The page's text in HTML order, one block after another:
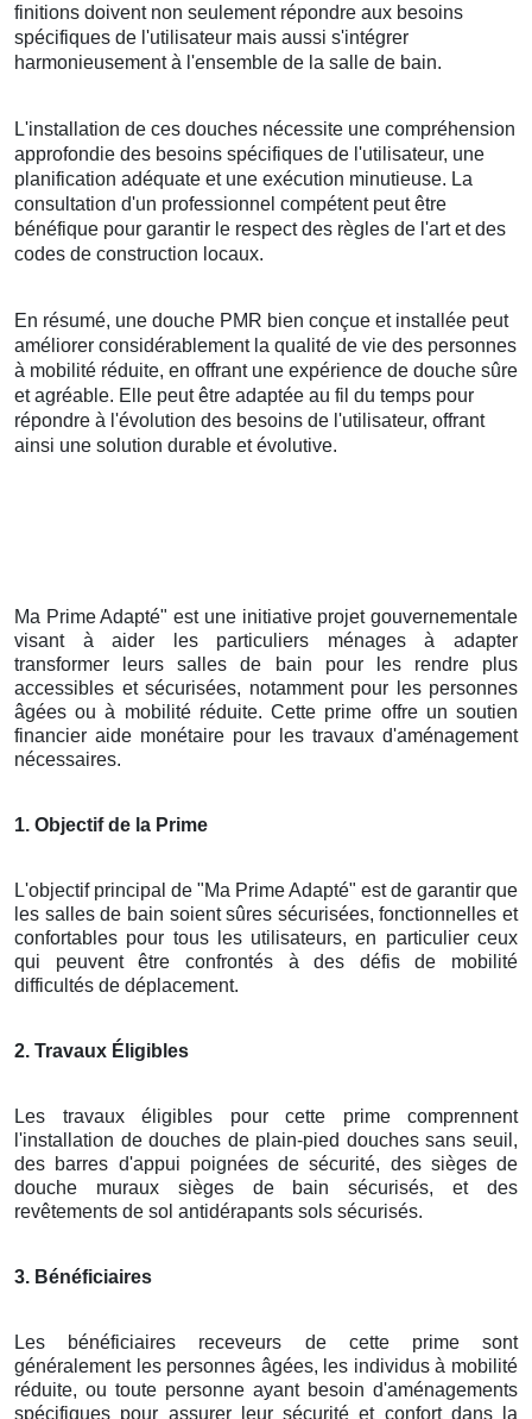
finitions doivent non seulement répondre aux besoins
spécifiques de l'utilisateur mais aussi s'intégrer
harmonieusement à l'ensemble de la salle de bain.
L'installation de ces douches nécessite une compréhension
approfondie des besoins spécifiques de l'utilisateur, une
planification adéquate et une exécution minutieuse. La
consultation d'un professionnel compétent peut être
bénéfique pour garantir le respect des règles de l'art et des
codes de construction locaux.
En résumé, une douche PMR bien conçue et installée peut
améliorer considérablement la qualité de vie des personnes
à mobilité réduite, en offrant une expérience de douche sûre
et agréable. Elle peut être adaptée au fil du temps pour
répondre à l'évolution des besoins de l'utilisateur, offrant
ainsi une solution durable et évolutive.
Ma Prime Adapté" est une initiative projet gouvernementale
visant à aider les particuliers ménages à adapter
transformer leurs salles de bain pour les rendre plus
accessibles et sécurisées, notamment pour les personnes
âgées ou à mobilité réduite. Cette prime offre un soutien
financier aide monétaire pour les travaux d'aménagement
nécessaires.
1. Objectif de la Prime
L'objectif principal de "Ma Prime Adapté" est de garantir que
les salles de bain soient sûres sécurisées, fonctionnelles et
confortables pour tous les utilisateurs, en particulier ceux
qui peuvent être confrontés à des défis de mobilité
difficultés de déplacement.
2. Travaux Éligibles
Les travaux éligibles pour cette prime comprennent
l'installation de douches de plain-pied douches sans seuil,
des barres d'appui poignées de sécurité, des sièges de
douche muraux sièges de bain sécurisés, et des
revêtements de sol antidérapants sols sécurisés.
3. Bénéficiaires
Les bénéficiaires receveurs de cette prime sont
généralement les personnes âgées, les individus à mobilité
réduite, ou toute personne ayant besoin d'aménagements
spécifiques pour assurer leur sécurité et confort dans la